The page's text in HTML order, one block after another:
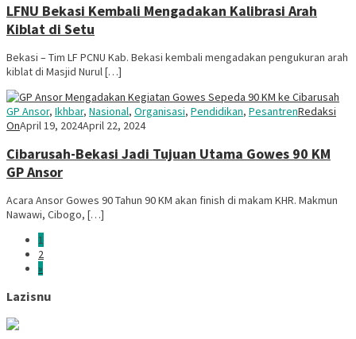
LFNU Bekasi Kembali Mengadakan Kalibrasi Arah
Kiblat di Setu
Bekasi – Tim LF PCNU Kab. Bekasi kembali mengadakan pengukuran arah
kiblat di Masjid Nurul […]
GP Ansor, Ikhbar, Nasional, Organisasi, Pendidikan, PesantrenRedaksi
OnApril 19, 2024April 22, 2024
Cibarusah-Bekasi Jadi Tujuan Utama Gowes 90 KM
GP Ansor
Acara Ansor Gowes 90 Tahun 90 KM akan finish di makam KHR. Makmun
Nawawi, Cibogo, […]
1
2
»
Lazisnu